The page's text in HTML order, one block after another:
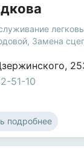
, Замена
,
51-10
подробнее